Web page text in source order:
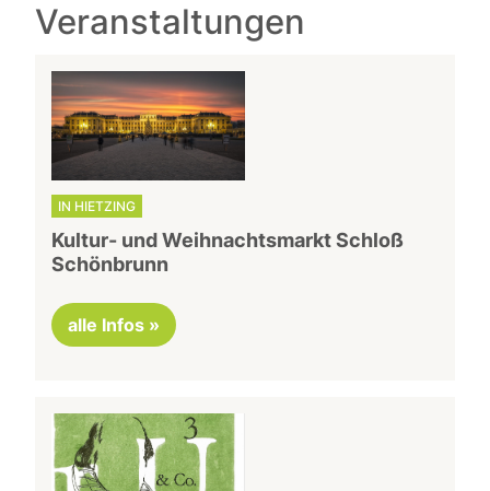
Veranstaltungen
IN HIETZING
Kultur- und Weihnachtsmarkt Schloß
Schönbrunn
alle Infos »